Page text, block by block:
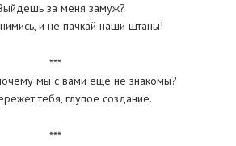
за меня замуж?
и не пачкай наши штаны!
***
мы с вами еще не знакомы?
тебя, глупое создание.
***